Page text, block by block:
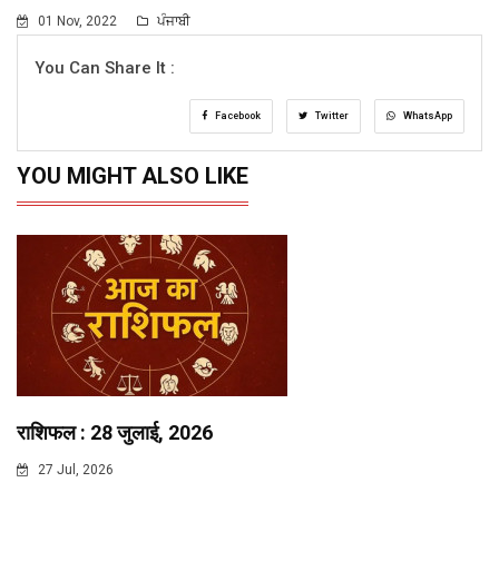
01 Nov, 2022 ਪੰਜਾਬੀ
You Can Share It :
Facebook Twitter WhatsApp
YOU MIGHT ALSO LIKE
राशिफल : 28 जुलाई, 2026
27 Jul, 2026